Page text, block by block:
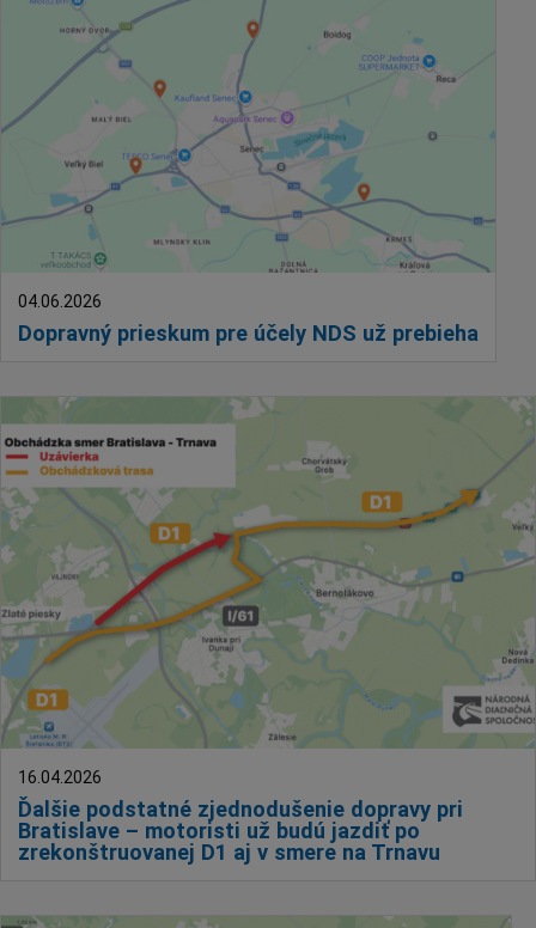
Dopravný prieskum pre účely NDS už prebieha
04.06.2026
Ďalšie podstatné zjednodušenie dopravy pri
Bratislave – motoristi už budú jazdiť po
zrekonštruovanej D1 aj v smere na Trnavu
16.04.2026